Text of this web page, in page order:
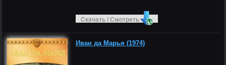
Скачать / Смотреть
Иван да Марья (1974)